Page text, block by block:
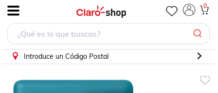
0
Introduce un Código Postal
Amazon Kindle Paperwhite 8gb IPX8 10ma. Generación